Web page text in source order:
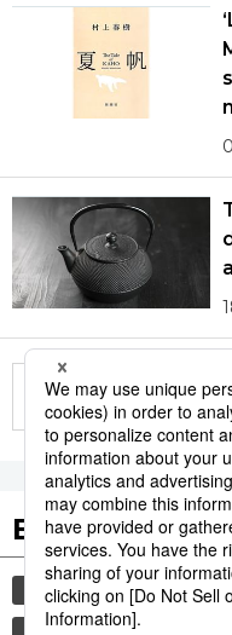
More
Etiquetas
cultura